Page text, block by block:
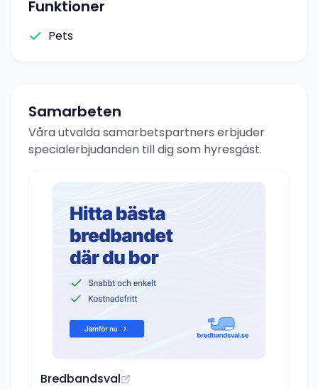
Funktioner
Pets
Samarbeten
Våra utvalda samarbetspartners erbjuder
specialerbjudanden till dig som hyresgäst.
Bredbandsval